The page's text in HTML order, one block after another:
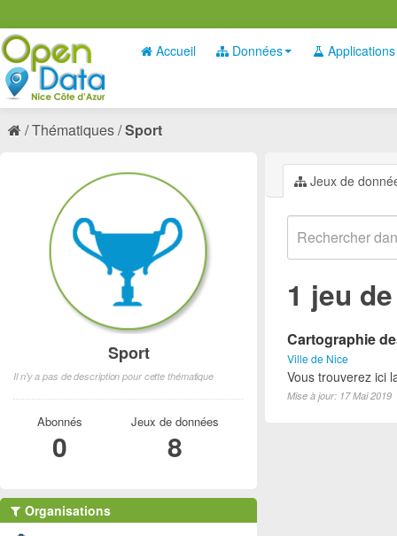
Accueil Données Applications
Thématiques Sport
Jeux de
1 jeu
Cartographie
Ville de Nice
Vous trouverez ici
Mise à jour: 17 Mai 2019
Sport
Il n'y a pas de description pour cette thématique
Abonnés
0
Jeux de données
8
Organisations